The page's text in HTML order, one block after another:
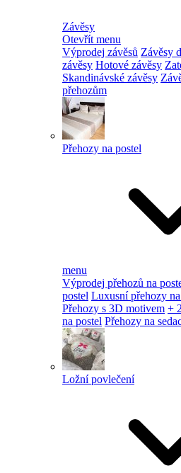
Závěsy
Otevřít menu
Výprodej závěsů Závěsy
závěsy Hotové závěsy
Skandinávské závěsy
přehozům
Přehozy na postel
menu
Výprodej přehozů na
postel Luxusní přehozy
Přehozy s 3D motivem +
na postel Přehozy na
Ložní povlečení